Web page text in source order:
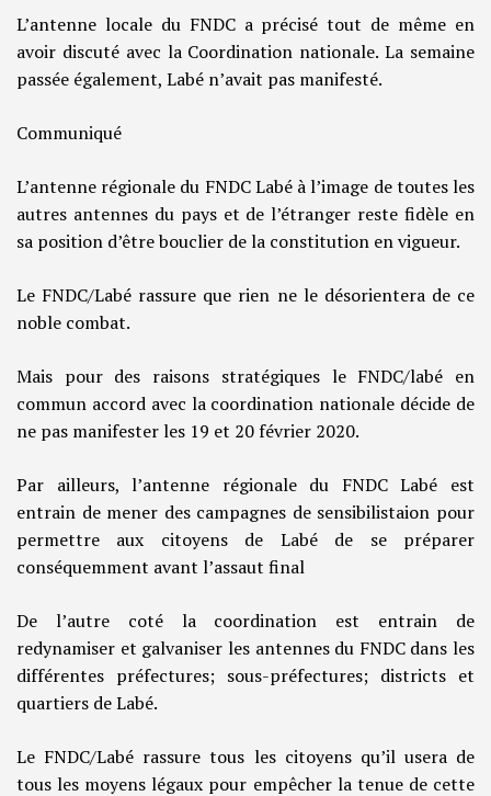
L’antenne locale du FNDC a précisé tout de même en
avoir discuté avec la Coordination nationale. La semaine
passée également, Labé n’avait pas manifesté.
Communiqué
L’antenne régionale du FNDC Labé à l’image de toutes les
autres antennes du pays et de l’étranger reste fidèle en
sa position d’être bouclier de la constitution en vigueur.
Le FNDC/Labé rassure que rien ne le désorientera de ce
noble combat.
Mais pour des raisons stratégiques le FNDC/labé en
commun accord avec la coordination nationale décide de
ne pas manifester les 19 et 20 février 2020.
Par ailleurs, l’antenne régionale du FNDC Labé est
entrain de mener des campagnes de sensibilistaion pour
permettre aux citoyens de Labé de se préparer
conséquemment avant l’assaut final
De l’autre coté la coordination est entrain de
redynamiser et galvaniser les antennes du FNDC dans les
différentes préfectures; sous-préfectures; districts et
quartiers de Labé.
Le FNDC/Labé rassure tous les citoyens qu’il usera de
tous les moyens légaux pour empêcher la tenue de cette